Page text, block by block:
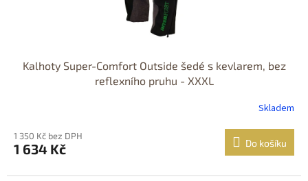
Kalhoty Super-Comfort Outside šedé s kevlarem, bez
reflexního pruhu - XXXL
Skladem
1 350 Kč bez DPH
1 634 Kč Do košíku